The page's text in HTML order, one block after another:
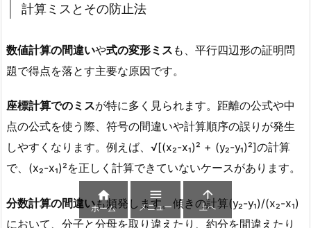
計算ミスとその防止法
数値計算の間違いや式の変形ミス も、平行四辺形の証明問
題で得点を落とす主要な原因です。
座標計算でのミスが特に多く見られます。距離の公式や中
点の公式を使う際、符号の間違いや計算順序の誤りが発生
しやすくなります。例えば、√[(x₂-x₁)² + (y₂-y₁)²]の計算
で、(x₂-x₁)²を正しく計算できていないケースがあります。
分数計算の間違いも頻発します。傾きの計算(y₂-y₁)/(x₂-x₁)
において、分子と分母を取り違えたり、約分を間違えたり

ホーム

メニュー

上へ